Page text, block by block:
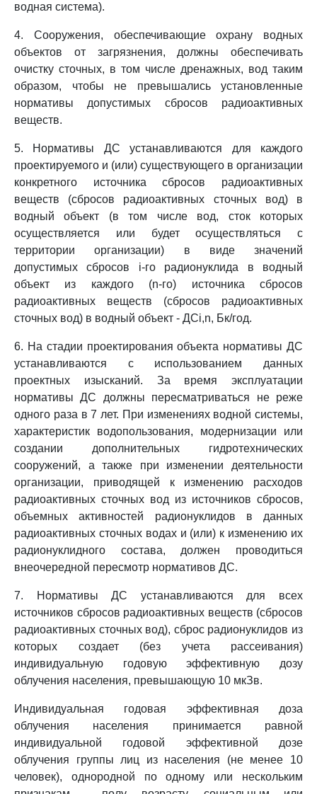
водная система).
4. Сооружения, обеспечивающие охрану водных
объектов от загрязнения, должны обеспечивать
очистку сточных, в том числе дренажных, вод таким
образом, чтобы не превышались установленные
нормативы допустимых сбросов радиоактивных
веществ.
5. Нормативы ДС устанавливаются для каждого
проектируемого и (или) существующего в организации
конкретного источника сбросов радиоактивных
веществ (сбросов радиоактивных сточных вод) в
водный объект (в том числе вод, сток которых
осуществляется или будет осуществляться с
территории организации) в виде значений
допустимых сбросов i-го радионуклида в водный
объект из каждого (n-го) источника сбросов
радиоактивных веществ (сбросов радиоактивных
сточных вод) в водный объект - ДСi,n, Бк/год.
6. На стадии проектирования объекта нормативы ДС
устанавливаются с использованием данных
проектных изысканий. За время эксплуатации
нормативы ДС должны пересматриваться не реже
одного раза в 7 лет. При изменениях водной системы,
характеристик водопользования, модернизации или
создании дополнительных гидротехнических
сооружений, а также при изменении деятельности
организации, приводящей к изменению расходов
радиоактивных сточных вод из источников сбросов,
объемных активностей радионуклидов в данных
радиоактивных сточных водах и (или) к изменению их
радионуклидного состава, должен проводиться
внеочередной пересмотр нормативов ДС.
7. Нормативы ДС устанавливаются для всех
источников сбросов радиоактивных веществ (сбросов
радиоактивных сточных вод), сброс радионуклидов из
которых создает (без учета рассеивания)
индивидуальную годовую эффективную дозу
облучения населения, превышающую 10 мкЗв.
Индивидуальная годовая эффективная доза
облучения населения принимается равной
индивидуальной годовой эффективной дозе
облучения группы лиц из населения (не менее 10
человек), однородной по одному или нескольким